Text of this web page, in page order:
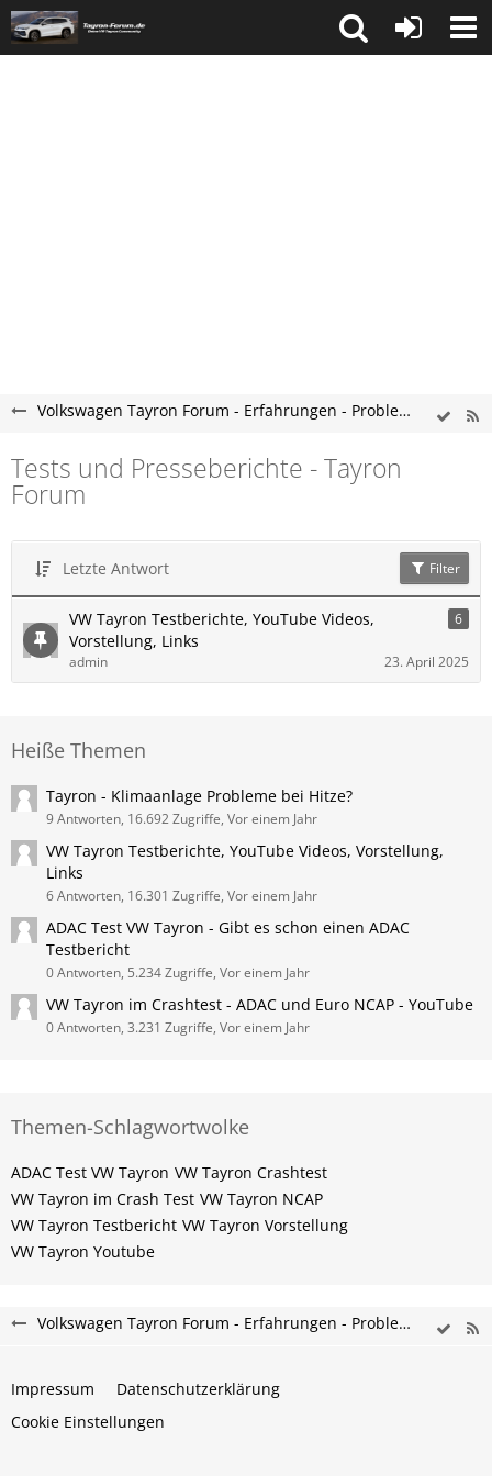
Volkswagen Tayron Forum - Erfahrungen - Probleme - Hilfe
Tests und Presseberichte - Tayron
Forum
Letzte Antwort Filter
VW Tayron Testberichte, YouTube Videos,
Vorstellung, Links
6
admin 23. April 2025
Heiße Themen
Tayron - Klimaanlage Probleme bei Hitze?
9 Antworten, 16.692 Zugriffe, Vor einem Jahr
VW Tayron Testberichte, YouTube Videos, Vorstellung,
Links
6 Antworten, 16.301 Zugriffe, Vor einem Jahr
ADAC Test VW Tayron - Gibt es schon einen ADAC
Testbericht
0 Antworten, 5.234 Zugriffe, Vor einem Jahr
VW Tayron im Crashtest - ADAC und Euro NCAP - YouTube
0 Antworten, 3.231 Zugriffe, Vor einem Jahr
Themen-Schlagwortwolke
ADAC Test VW Tayron VW Tayron Crashtest
VW Tayron im Crash Test VW Tayron NCAP
VW Tayron Testbericht VW Tayron Vorstellung
VW Tayron Youtube
Volkswagen Tayron Forum - Erfahrungen - Probleme - Hilfe
Impressum
Datenschutzerklärung
Cookie Einstellungen